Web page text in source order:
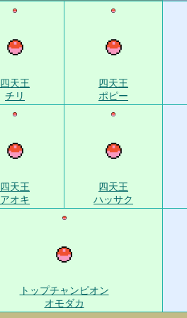
四天王
チリ
四天王
ポピー
四天王
アオキ
四天王
ハッサク
トップチャンピオン
オモダカ